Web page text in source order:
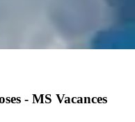
- MS Vacances